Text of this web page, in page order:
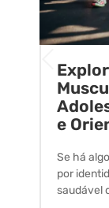
e
Se há
por
saudável